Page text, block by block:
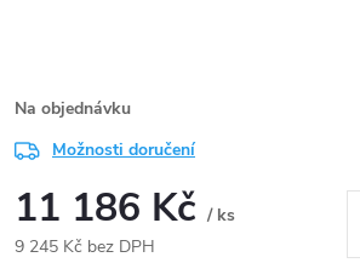
Na objednávku
Možnosti doručení
11 186 Kč / ks
9 245 Kč bez DPH